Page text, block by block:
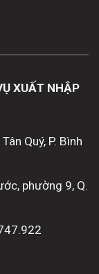
XUẤT NHẬP
Quý, P. Bình
phường 9, Q.